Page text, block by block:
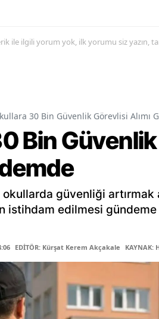
ile ilgili yorum yok, ilk yorumu siz yazın,
30 Bin Güvenlik Görevlisi Alımı
Bin
güvenliği artırmak
istihdam edilmesi gündeme
EDİTÖR: Kürşat Kerem Akçakale KAYNAK: